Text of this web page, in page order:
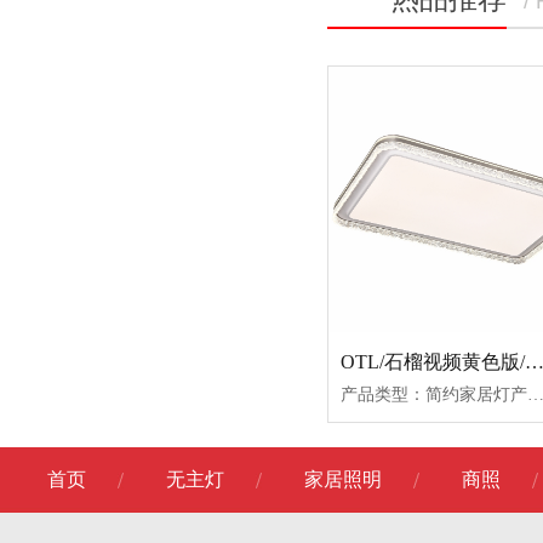
OTL/石榴视频黄色版/卧室灯/爱目冰城/系列
首页 无主灯 家居照明 商照